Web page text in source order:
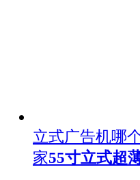
立式广告机哪
家55寸立式超